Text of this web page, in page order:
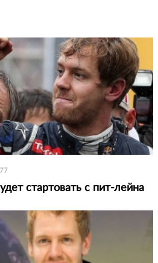
стартовать с пит-лейна